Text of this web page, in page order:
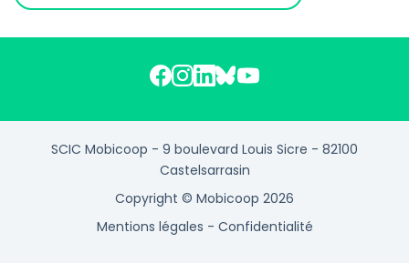
SCIC Mobicoop - 9 boulevard Louis Sicre - 82100
Castelsarrasin
Copyright © Mobicoop 2026
Mentions légales - Confidentialité